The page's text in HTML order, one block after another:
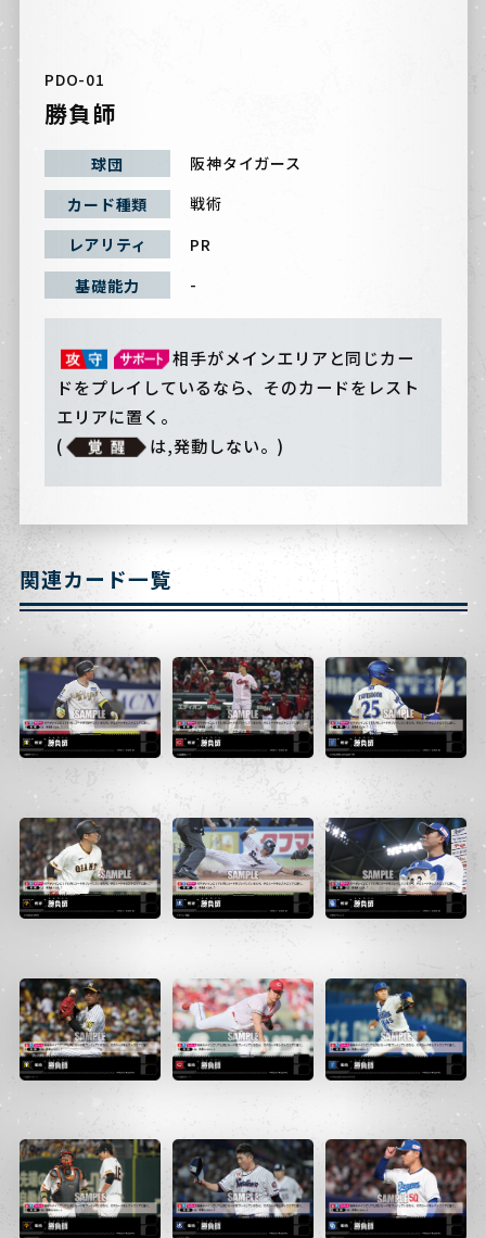
PDO-01
勝負師
球団
阪神タイガース
カード種類
戦術
レアリティ
PR
基礎能力
-
相手がメインエリアと同じカー
ドをプレイしているなら、そのカードをレスト
エリアに置く。
(
は,発動しない。)
関連カード一覧